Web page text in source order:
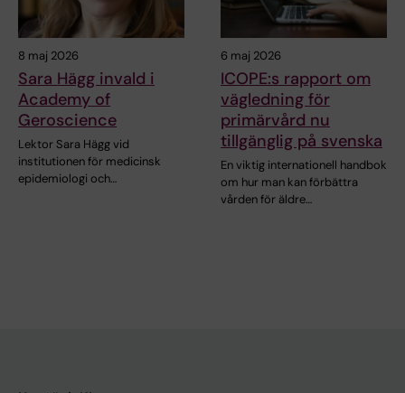
8 maj 2026
Sara Hägg invald i
Academy of
Geroscience
Lektor Sara Hägg vid
institutionen för medicinsk
epidemiologi och…
6 maj 2026
ICOPE:s rapport om
vägledning för
primärvård nu
tillgänglig på svenska
En viktig internationell handbok
om hur man kan förbättra
vården för äldre…